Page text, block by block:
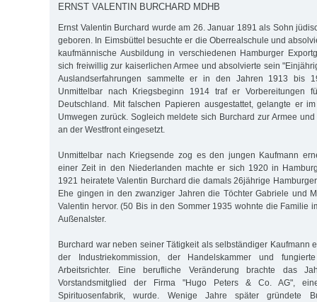
ERNST VALENTIN BURCHARD MDHB
Ernst Valentin Burchard wurde am 26. Januar 1891 als Sohn
geboren. In Eimsbüttel besuchte er die Oberrealschule und
kaufmännische Ausbildung in verschiedenen Hamburger
sich freiwillig zur kaiserlichen Armee und absolvierte sein
Auslandserfahrungen sammelte er in den Jahren 1913 bis
Unmittelbar nach Kriegsbeginn 1914 traf er Vorbereitungen
Deutschland. Mit falschen Papieren ausgestattet, gelangte er
Umwegen zurück. Sogleich meldete sich Burchard zur Armee
an der Westfront eingesetzt.
Unmittelbar nach Kriegsende zog es den jungen Kaufmann
einer Zeit in den Niederlanden machte er sich 1920 in
1921 heiratete Valentin Burchard die damals 26jährige
Ehe gingen in den zwanziger Jahren die Töchter Gabriele und
Valentin hervor. (50 Bis in den Sommer 1935 wohnte die Familie
Außenalster.
Burchard war neben seiner Tätigkeit als selbständiger Kaufmann
der Industriekommission, der Handelskammer und
Arbeitsrichter. Eine berufliche Veränderung brachte das
Vorstandsmitglied der Firma "Hugo Peters & Co. AG",
Spirituosenfabrik, wurde. Wenige Jahre später gründete